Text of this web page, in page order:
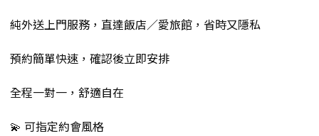
純外送上門服務，直達飯店／愛旅館，省時又隱私
預約簡單快速，確認後立即安排
全程一對一，舒適自在
💫 可指定約會風格